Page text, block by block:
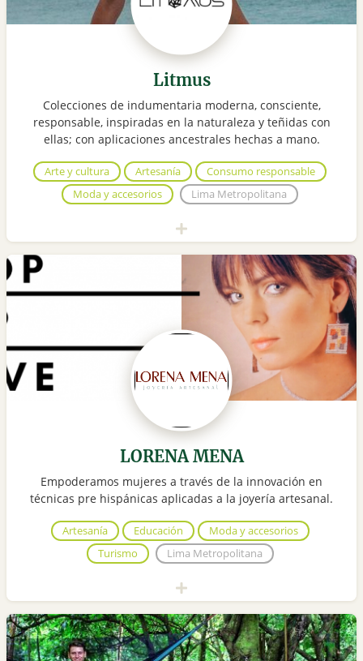
Litmus
Colecciones de indumentaria moderna, consciente,
responsable, inspiradas en la naturaleza y teñidas con
ellas; con aplicaciones ancestrales hechas a mano.
Arte y cultura Artesanía
Consumo responsable
Moda y accesorios
Lima Metropolitana
LORENA MENA
Empoderamos mujeres a través de la innovación en
técnicas pre hispánicas aplicadas a la joyería artesanal.
Artesanía Educación
Moda y accesorios
Turismo
Lima Metropolitana